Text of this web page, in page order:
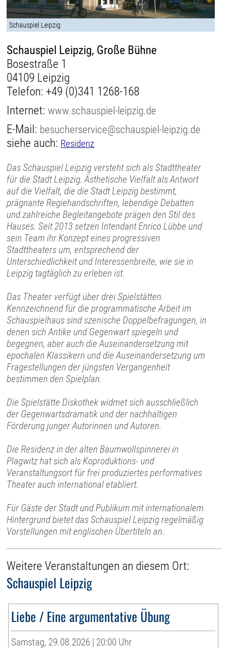
Schauspiel Leipzig
Schauspiel Leipzig, Große Bühne
Bosestraße 1
04109 Leipzig
Telefon: +49 (0)341 1268-168
Internet:www.schauspiel-leipzig.de
E-Mail: besucherservice@schauspiel-leipzig.de
siehe auch: Residenz
Das Schauspiel Leipzig versteht sich als Stadttheater
für die Stadt Leipzig. Ästhetische Vielfalt als Antwort
auf die Vielfalt, die die Stadt Leipzig bestimmt,
prägnante Regiehandschriften, lebendige Debatten
und zahlreiche Begleitangebote prägen den Stil des
Hauses. Seit 2013 setzen Intendant Enrico Lübbe und
sein Team ihr Konzept eines progressiven
Stadttheaters um, entsprechend der
Unterschiedlichkeit und Interessenbreite, wie sie in
Leipzig tagtäglich zu erleben ist.
Das Theater verfügt über drei Spielstätten.
Kennzeichnend für die programmatische Arbeit im
Schauspielhaus sind szenische Doppelbefragungen, in
denen sich Antike und Gegenwart spiegeln und
begegnen, aber auch die Auseinandersetzung mit
epochalen Klassikern und die Auseinandersetzung um
Fragestellungen der jüngsten Vergangenheit
bestimmen den Spielplan.
Die Spielstätte Diskothek widmet sich ausschließlich
der Gegenwartsdramatik und der nachhaltigen
Förderung junger Autorinnen und Autoren.
Die Residenz in der alten Baumwollspinnerei in
Plagwitz hat sich als Koproduktions- und
Veranstaltungsort für frei produziertes performatives
Theater auch international etabliert.
Für Gäste der Stadt und Publikum mit internationalem
Hintergrund bietet das Schauspiel Leipzig regelmäßig
Vorstellungen mit englischen Übertiteln an.
Weitere Veranstaltungen an diesem Ort:
Schauspiel Leipzig
Liebe / Eine argumentative Übung
Samstag, 29.08.2026 | 20:00 Uhr